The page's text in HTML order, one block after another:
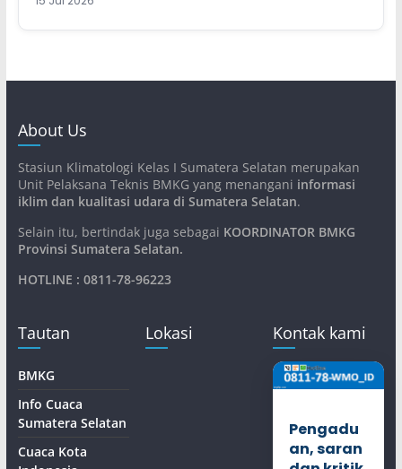
About Us
Stasiun Klimatologi Kelas I Sumatera Selatan merupakan
Unit Pelaksana Teknis BMKG yang menangani informasi
iklim dan kualitasi udara di Sumatera Selatan.
Selain itu, bertindak juga sebagai KOORDINATOR BMKG
Provinsi Sumatera Selatan.
HOTLINE : 0811-78-96223
Tautan
BMKG
Info Cuaca
Sumatera Selatan
Cuaca Kota
Lokasi Kontak kami
Pengadu
an, saran